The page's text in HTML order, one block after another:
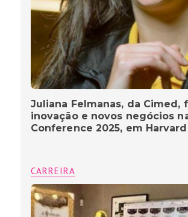
Juliana Felmanas, da Cimed,
inovação e novos negócios
Conference 2025, em Harvard
CARREIRA